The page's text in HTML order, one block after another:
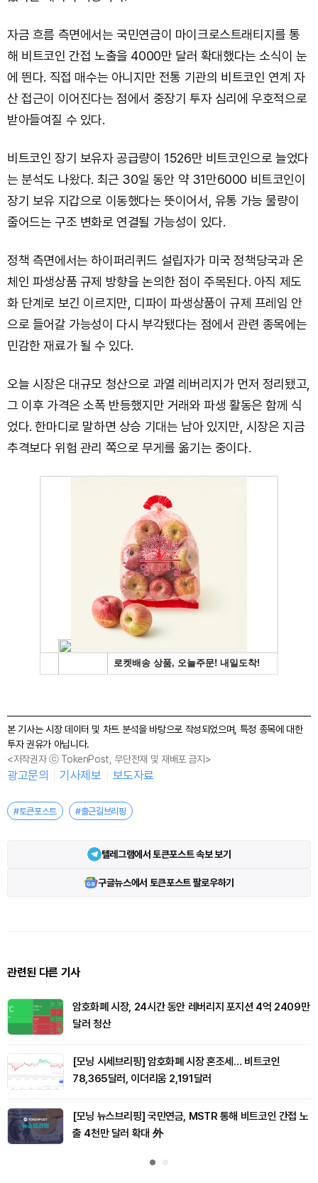
자금 흐름 측면에서는 국민연금이 마이크로스트래티지를 통
해 비트코인 간접 노출을 4000만 달러 확대했다는 소식이 눈
에 띈다. 직접 매수는 아니지만 전통 기관의 비트코인 연계 자
산 접근이 이어진다는 점에서 중장기 투자 심리에 우호적으로
받아들여질 수 있다.
비트코인 장기 보유자 공급량이 1526만 비트코인으로 늘었다
는 분석도 나왔다. 최근 30일 동안 약 31만6000 비트코인이
장기 보유 지갑으로 이동했다는 뜻이어서, 유통 가능 물량이
줄어드는 구조 변화로 연결될 가능성이 있다.
정책 측면에서는 하이퍼리퀴드 설립자가 미국 정책당국과 온
체인 파생상품 규제 방향을 논의한 점이 주목된다. 아직 제도
화 단계로 보긴 이르지만, 디파이 파생상품이 규제 프레임 안
으로 들어갈 가능성이 다시 부각됐다는 점에서 관련 종목에는
민감한 재료가 될 수 있다.
오늘 시장은 대규모 청산으로 과열 레버리지가 먼저 정리됐고,
그 이후 가격은 소폭 반등했지만 거래와 파생 활동은 함께 식
었다. 한마디로 말하면 상승 기대는 남아 있지만, 시장은 지금
추격보다 위험 관리 쪽으로 무게를 옮기는 중이다.
본 기사는 시장 데이터 및 차트 분석을 바탕으로 작성되었으며, 특정 종목에 대한
투자 권유가 아닙니다.
<저작권자 ⓒ TokenPost, 무단전재 및 재배포 금지>
광고문의 기사제보 보도자료
#토큰포스트 #출근길브리핑
텔레그램에서 토큰포스트 속보 보기
구글뉴스에서 토큰포스트 팔로우하기
관련된 다른 기사
암호화폐 시장, 24시간 동안 레버리지 포지션 4억 2409만
달러 청산
[모닝 시세브리핑] 암호화폐 시장 혼조세… 비트코인
78,365달러, 이더리움 2,191달러
[모닝 뉴스브리핑] 국민연금, MSTR 통해 비트코인 간접 노
출 4천만 달러 확대 外